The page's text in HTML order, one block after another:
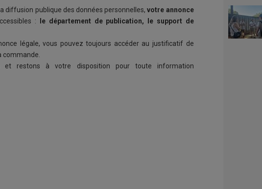
diffusion publique des données personnelles, votre annonce
:
le département de publication, le support de
légale, vous pouvez toujours accéder au justificatif de
commande.
et restons à votre disposition pour toute information